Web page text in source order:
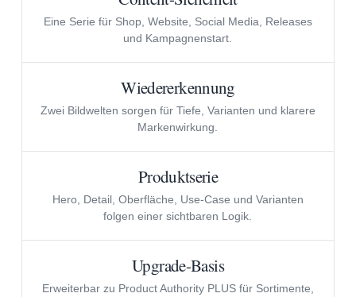
Eine Serie für Shop, Website, Social Media, Releases
und Kampagnenstart.
Wiedererkennung
Zwei Bildwelten sorgen für Tiefe, Varianten und klarere
Markenwirkung.
Produktserie
Hero, Detail, Oberfläche, Use-Case und Varianten
folgen einer sichtbaren Logik.
Upgrade-Basis
Erweiterbar zu Product Authority PLUS für Sortimente,